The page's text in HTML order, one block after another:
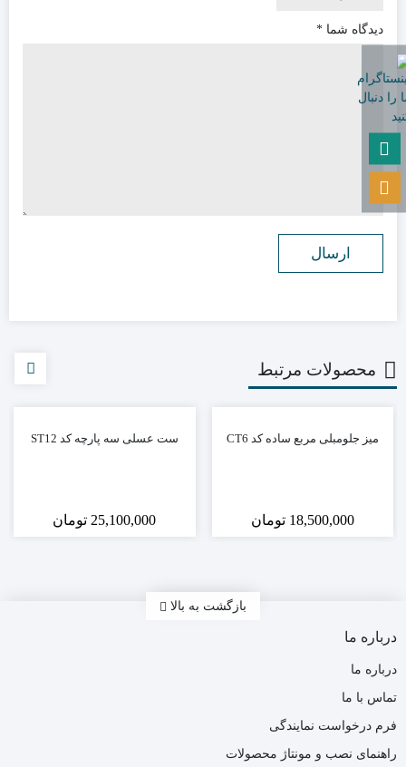
دیدگاه شما *
محصولات مرتبط
میز جلومبلی مربع ساده کد CT6
18,500,000 تومان
ست عسلی سه پارچه کد ST12
25,100,000 تومان
بازگشت به بالا
درباره ما
درباره ما
تماس با ما
فرم درخواست نمایندگی
راهنمای نصب و مونتاژ محصولات